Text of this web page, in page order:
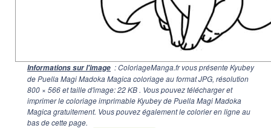
Informations sur l'image : ColoriageManga.fr vous présente Kyubey
de Puella Magi Madoka Magica coloriage au format JPG, résolution
800 × 566et taille d'image: 22 KB . Vous pouvez télécharger et
imprimer le coloriage imprimable Kyubey de Puella Magi Madoka
Magica gratuitement. Vous pouvez également le colorier en ligne au
bas de cette page.